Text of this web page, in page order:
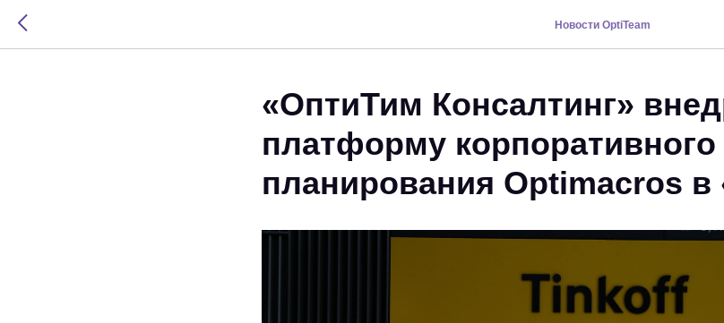
Новости OptiTeam
«ОптиТим Консалтинг»
платформу корпоративного
планирования Optimacros